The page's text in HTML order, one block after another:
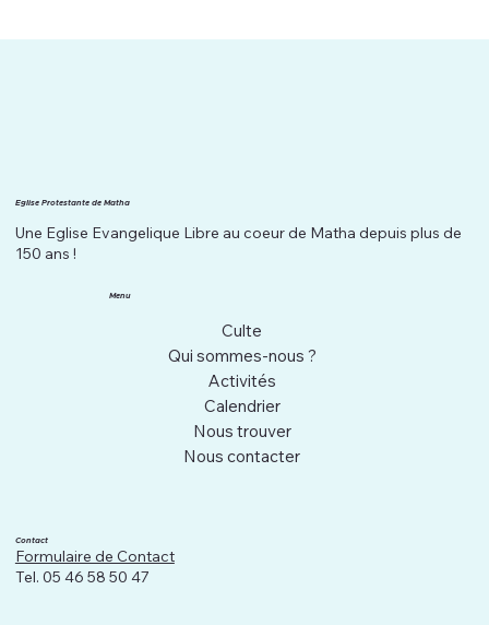
Eglise Protestante de Matha
Une Eglise Evangelique Libre au coeur de Matha depuis plus de
150 ans !
Menu
Culte
Qui sommes-nous ?
Activités
Calendrier
Nous trouver
Nous contacter
Contact
Formulaire de Contact
Tel. 05 46 58 50 47